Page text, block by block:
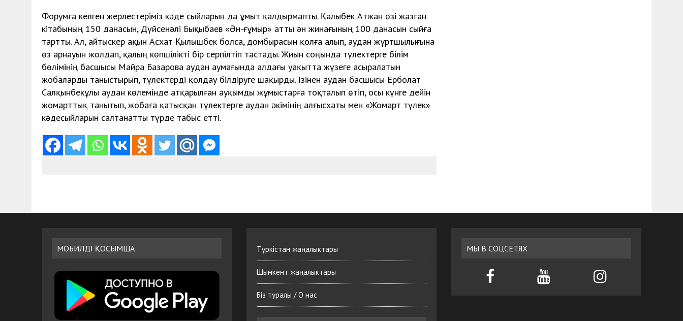
Форумға келген жерлестеріміз кәде сыйларын да ұмыт қалдырмапты. Қалыбек Атжан өзі жазған
кітабының 150 данасын, Дүйсенәлі Бықыбаев «Ән-ғұмыр» атты ән жинағының 100 данасын сыйға
тартты. Ал, айтыскер ақын Асхат Қылышбек болса, домбырасын қолға алып, аудан жұртшылығына
өз арнауын жолдап, қалың көпшілікті бір серпілтіп тастады. Жиын соңында түлектерге білім
бөлімінің басшысы Майра Базарова аудан аумағында алдағы уақытта жүзеге асыралатын
жобаларды таныстырып, түлектерді қолдау білдіруге шақырды. Ізінен аудан басшысы Ерболат
Салқынбекұлы аудан көлемінде атқарылған ауқымды жұмыстарға тоқталып өтіп, осы күнге дейін
жомарттық танытып, жобаға қатысқан түлектерге аудан әкімінің алғысхаты мен «Жомарт түлек»
кәдесыйларын салтанатты түрде табыс етті.
МОБИЛДІ ҚОСЫМША Түркістан жаңалыктары
Шымкент жаңалыктары
Біз туралы / О нас
МЫ В СОЦСЕТЯХ